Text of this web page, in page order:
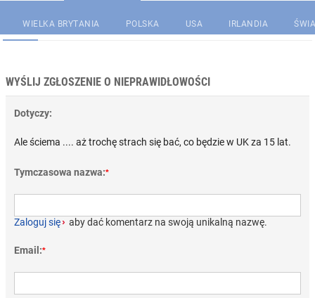
WIELKA BRYTANIA POLSKA USA IRLANDIA
WYŚLIJ ZGŁOSZENIE O NIEPRAWIDŁOWOŚCI
Dotyczy:
Ale ściema .... aż trochę strach się bać, co będzie w UK za 15 lat.
Tymczasowa nazwa:*
Zaloguj się› aby dać komentarz na swoją unikalną nazwę.
Email:*